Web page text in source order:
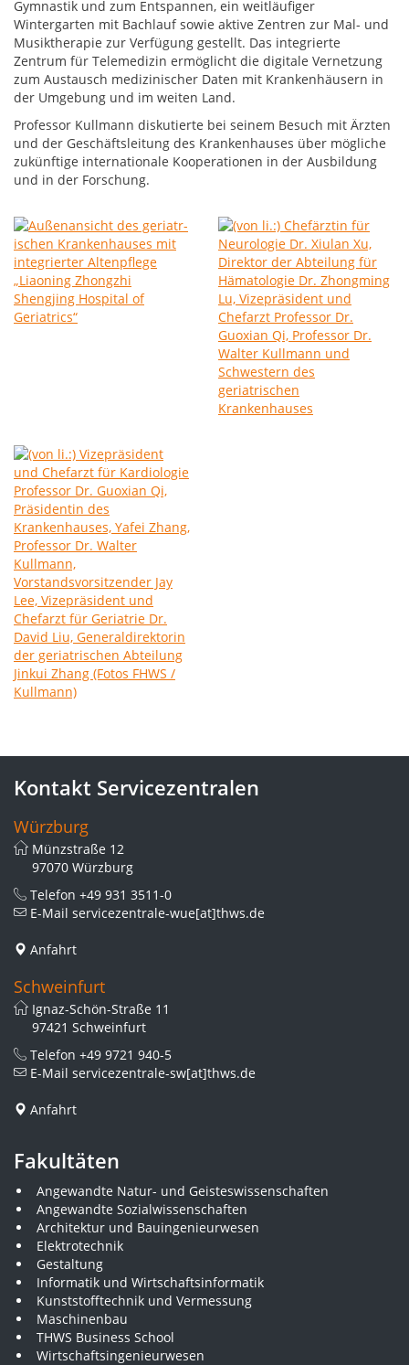
Gymnastik und zum Entspannen, ein weitläufiger
Wintergarten mit Bachlauf sowie aktive Zentren zur Mal- und
Musiktherapie zur Verfügung gestellt. Das integrierte
Zentrum für Telemedizin ermöglicht die digitale Vernetzung
zum Austausch medizinischer Daten mit Krankenhäusern in
der Umgebung und im weiten Land.
Professor Kullmann diskutierte bei seinem Besuch mit Ärzten
und der Geschäftsleitung des Krankenhauses über mögliche
zukünftige internationale Kooperationen in der Ausbildung
und in der Forschung.
Kontakt Servicezentralen
Würzburg
Münzstraße 12
97070 Würzburg
Telefon +49 931 3511-0
E-Mail servicezentrale-wue[at]thws.de
Anfahrt
Schweinfurt
Ignaz-Schön-Straße 11
97421 Schweinfurt
Telefon +49 9721 940-5
E-Mail servicezentrale-sw[at]thws.de
Anfahrt
Fakultäten
Angewandte Natur- und Geisteswissenschaften
Angewandte Sozialwissenschaften
Architektur und Bauingenieurwesen
Elektrotechnik
Gestaltung
Informatik und Wirtschaftsinformatik
Kunststofftechnik und Vermessung
Maschinenbau
THWS Business School
Wirtschaftsingenieurwesen